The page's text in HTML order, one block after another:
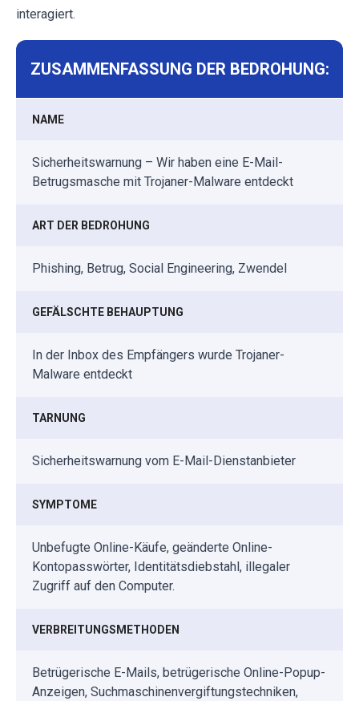
interagiert.
ZUSAMMENFASSUNG DER BEDROHUNG:
NAME
Sicherheitswarnung – Wir haben eine E-Mail-
Betrugsmasche mit Trojaner-Malware entdeckt
ART DER BEDROHUNG
Phishing, Betrug, Social Engineering, Zwendel
GEFÄLSCHTE BEHAUPTUNG
In der Inbox des Empfängers wurde Trojaner-
Malware entdeckt
TARNUNG
Sicherheitswarnung vom E-Mail-Dienstanbieter
SYMPTOME
Unbefugte Online-Käufe, geänderte Online-
Kontopasswörter, Identitätsdiebstahl, illegaler
Zugriff auf den Computer.
VERBREITUNGSMETHODEN
Betrügerische E-Mails, betrügerische Online-Popup-
Anzeigen, Suchmaschinenvergiftungstechniken,